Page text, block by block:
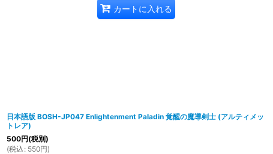
カートに入れる
日本語版 BOSH-JP047 Enlightenment Paladin 覚醒の魔導剣士 (アルティメッ
トレア)
500円(税別)
(税込 : 550円)